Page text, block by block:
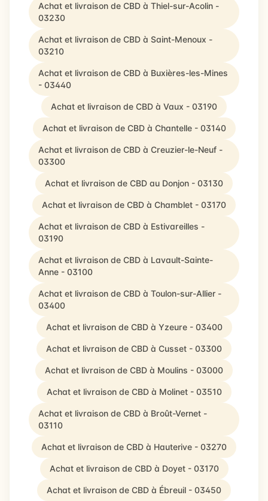
Achat et livraison de CBD à Thiel-sur-Acolin -
03230
Achat et livraison de CBD à Saint-Menoux -
03210
Achat et livraison de CBD à Buxières-les-Mines
- 03440
Achat et livraison de CBD à Vaux - 03190
Achat et livraison de CBD à Chantelle - 03140
Achat et livraison de CBD à Creuzier-le-Neuf -
03300
Achat et livraison de CBD au Donjon - 03130
Achat et livraison de CBD à Chamblet - 03170
Achat et livraison de CBD à Estivareilles -
03190
Achat et livraison de CBD à Lavault-Sainte-
Anne - 03100
Achat et livraison de CBD à Toulon-sur-Allier -
03400
Achat et livraison de CBD à Yzeure - 03400
Achat et livraison de CBD à Cusset - 03300
Achat et livraison de CBD à Moulins - 03000
Achat et livraison de CBD à Molinet - 03510
Achat et livraison de CBD à Broût-Vernet -
03110
Achat et livraison de CBD à Hauterive - 03270
Achat et livraison de CBD à Doyet - 03170
Achat et livraison de CBD à Ébreuil - 03450